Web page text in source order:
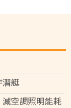
潛艇
空調照明能耗